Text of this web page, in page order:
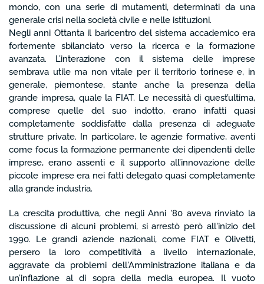
mondo, con una serie di mutamenti, determinati da una
generale crisi nella società civile e nelle istituzioni.
Negli anni Ottanta il baricentro del sistema accademico era
fortemente sbilanciato verso la ricerca e la formazione
avanzata. L’interazione con il sistema delle imprese
sembrava utile ma non vitale per il territorio torinese e, in
generale, piemontese, stante anche la presenza della
grande impresa, quale la FIAT. Le necessità di quest’ultima,
comprese quelle del suo indotto, erano infatti quasi
completamente soddisfatte dalla presenza di adeguate
strutture private. In particolare, le agenzie formative, aventi
come focus la formazione permanente dei dipendenti delle
imprese, erano assenti e il supporto all’innovazione delle
piccole imprese era nei fatti delegato quasi completamente
alla grande industria.
La crescita produttiva, che negli Anni '80 aveva rinviato la
discussione di alcuni problemi, si arrestò però all'inizio del
1990. Le grandi aziende nazionali, come FIAT e Olivetti,
persero la loro competitività a livello internazionale,
aggravate da problemi dell'Amministrazione italiana e da
un’inflazione al di sopra della media europea. Il vuoto